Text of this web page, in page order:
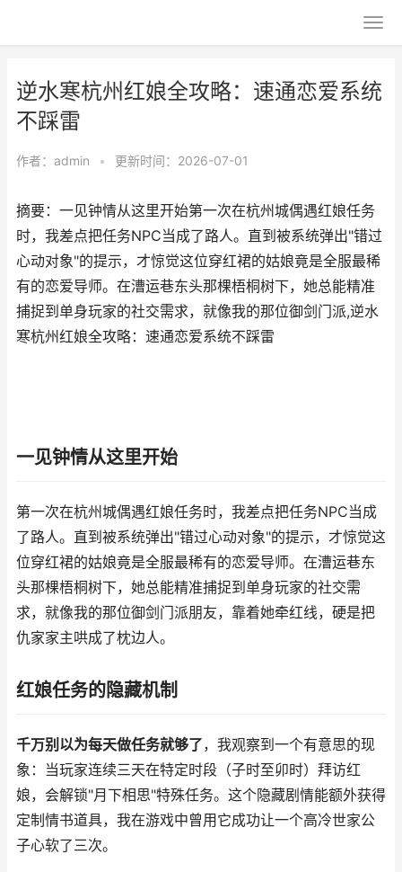
逆水寒杭州红娘全攻略：速通恋爱系统
不踩雷
作者： admin • 更新时间：2026-07-01
摘要：一见钟情从这里开始第一次在杭州城偶遇红娘任务
时，我差点把任务NPC当成了路人。直到被系统弹出"错过
心动对象"的提示，才惊觉这位穿红裙的姑娘竟是全服最稀
有的恋爱导师。在漕运巷东头那棵梧桐树下，她总能精准
捕捉到单身玩家的社交需求，就像我的那位御剑门派,逆水
寒杭州红娘全攻略：速通恋爱系统不踩雷
一见钟情从这里开始
第一次在杭州城偶遇红娘任务时，我差点把任务NPC当成
了路人。直到被系统弹出"错过心动对象"的提示，才惊觉这
位穿红裙的姑娘竟是全服最稀有的恋爱导师。在漕运巷东
头那棵梧桐树下，她总能精准捕捉到单身玩家的社交需
求，就像我的那位御剑门派朋友，靠着她牵红线，硬是把
仇家家主哄成了枕边人。
红娘任务的隐藏机制
千万别以为每天做任务就够了，我观察到一个有意思的现
象：当玩家连续三天在特定时段（子时至卯时）拜访红
娘，会解锁"月下相思"特殊任务。这个隐藏剧情能额外获得
定制情书道具，我在游戏中曾用它成功让一个高冷世家公
子心软了三次。